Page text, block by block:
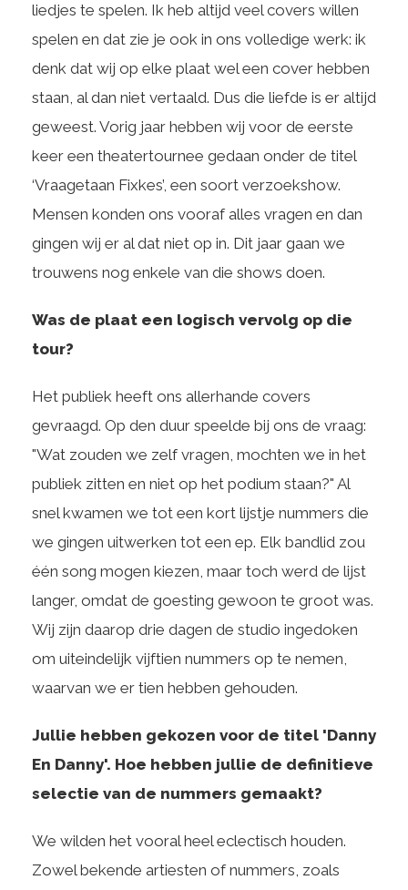
liedjes te spelen. Ik heb altijd veel covers willen
spelen en dat zie je ook in ons volledige werk: ik
denk dat wij op elke plaat wel een cover hebben
staan, al dan niet vertaald. Dus die liefde is er altijd
geweest. Vorig jaar hebben wij voor de eerste
keer een theatertournee gedaan onder de titel
‘Vraagetaan Fixkes’, een soort verzoekshow.
Mensen konden ons vooraf alles vragen en dan
gingen wij er al dat niet op in. Dit jaar gaan we
trouwens nog enkele van die shows doen.
Was de plaat een logisch vervolg op die
tour?
Het publiek heeft ons allerhande covers
gevraagd. Op den duur speelde bij ons de vraag:
"Wat zouden we zelf vragen, mochten we in het
publiek zitten en niet op het podium staan?" Al
snel kwamen we tot een kort lijstje nummers die
we gingen uitwerken tot een ep. Elk bandlid zou
één song mogen kiezen, maar toch werd de lijst
langer, omdat de goesting gewoon te groot was.
Wij zijn daarop drie dagen de studio ingedoken
om uiteindelijk vijftien nummers op te nemen,
waarvan we er tien hebben gehouden.
Jullie hebben gekozen voor de titel 'Danny
En Danny'. Hoe hebben jullie de definitieve
selectie van de nummers gemaakt?
We wilden het vooral heel eclectisch houden.
Zowel bekende artiesten of nummers, zoals